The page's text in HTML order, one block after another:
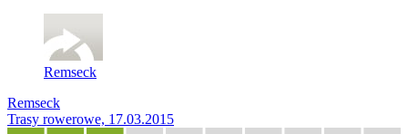
Remseck
Remseck
Trasy rowerowe, 17.03.2015